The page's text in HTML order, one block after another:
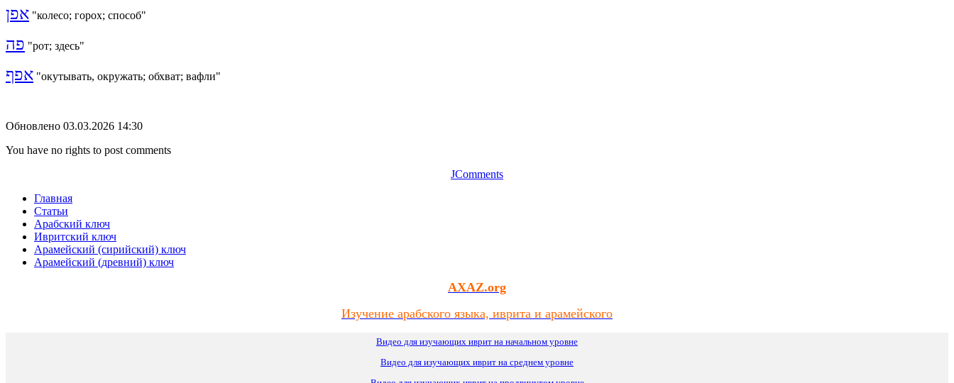
אפן "колесо; горох; способ"
פה "рот; здесь"
אפף "окутывать, окружать; обхват; вафли"
Обновлено 03.03.2026 14:30
You have no rights to post comments
JComments
Главная
Статьи
Арабский ключ
Ивритский ключ
Арамейский (сирийский) ключ
Арамейский (древний) ключ
AXAZ.org
Изучение арабского языка, иврита и арамейского
Видео для изучающих иврит на начальном уровне
Видео для изучающих иврит на среднем уровне